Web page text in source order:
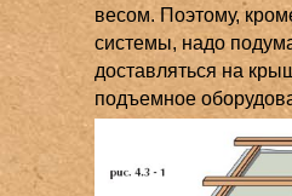
весом. Поэтому,
системы, надо
доставляться на
подъемное